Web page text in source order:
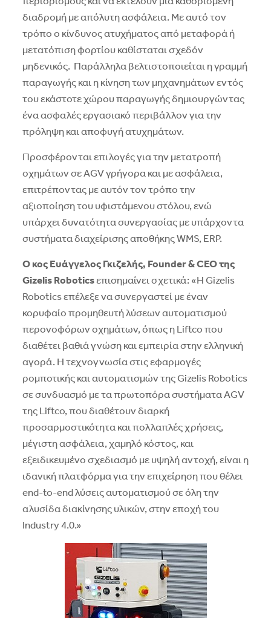
διαδρομή με απόλυτη ασφάλεια. Με αυτό τον
τρόπο ο κίνδυνος ατυχήματος από μεταφορά ή
μετατόπιση φορτίου καθίσταται σχεδόν
μηδενικός. Παράλληλα βελτιστοποιείται η γραμμή
παραγωγής και η κίνηση των μηχανημάτων εντός
του εκάστοτε χώρου παραγωγής δημιουργώντας
ένα ασφαλές εργασιακό περιβάλλον για την
πρόληψη και αποφυγή ατυχημάτων.
Προσφέρονται επιλογές για την μετατροπή
οχημάτων σε AGV γρήγορα και με ασφάλεια,
επιτρέποντας με αυτόν τον τρόπο την
αξιοποίηση του υφιστάμενου στόλου, ενώ
υπάρχει δυνατότητα συνεργασίας με υπάρχοντα
συστήματα διαχείρισης αποθήκης WMS, ΕRP.
Ο κος Ευάγγελος Γκιζελής, Founder & CEO της
Gizelis Roboticsεπισημαίνει σχετικά: «Η Gizelis
Robotics επέλεξε να συνεργαστεί με έναν
κορυφαίο προμηθευτή λύσεων αυτοματισμού
περονοφόρων οχημάτων, όπως η Liftco που
διαθέτει βαθιά γνώση και εμπειρία στην ελληνική
αγορά. Η τεχνογνωσία στις εφαρμογές
ρομποτικής και αυτοματισμών της Gizelis Robotics
σε συνδυασμό με τα πρωτοπόρα συστήματα AGV
της Liftco, που διαθέτουν διαρκή
προσαρμοστικότητα και πολλαπλές χρήσεις,
μέγιστη ασφάλεια, χαμηλό κόστος, και
εξειδικευμένο σχεδιασμό με υψηλή αντοχή, είναι η
ιδανική πλατφόρμα για την επιχείρηση που θέλει
end-to-end λύσεις αυτοματισμού σε όλη την
αλυσίδα διακίνησης υλικών, στην εποχή του
Industry 4.0.»